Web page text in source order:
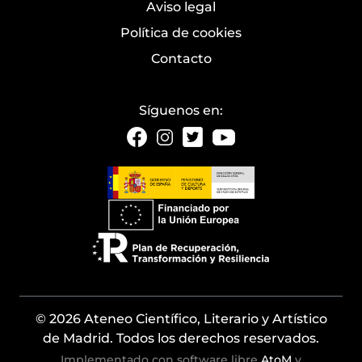
Aviso legal
Política de cookies
Contacto
Síguenos en:
© 2026 Ateneo Científico, Literario y Artístico
de Madrid. Todos los derechos reservados.